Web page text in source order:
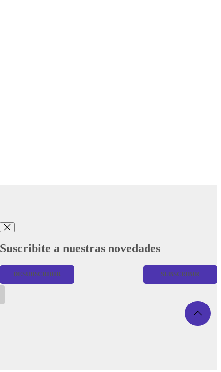
Suscribite a nuestras novedades
DESUBSCRIBIR SUBSCRIBIR